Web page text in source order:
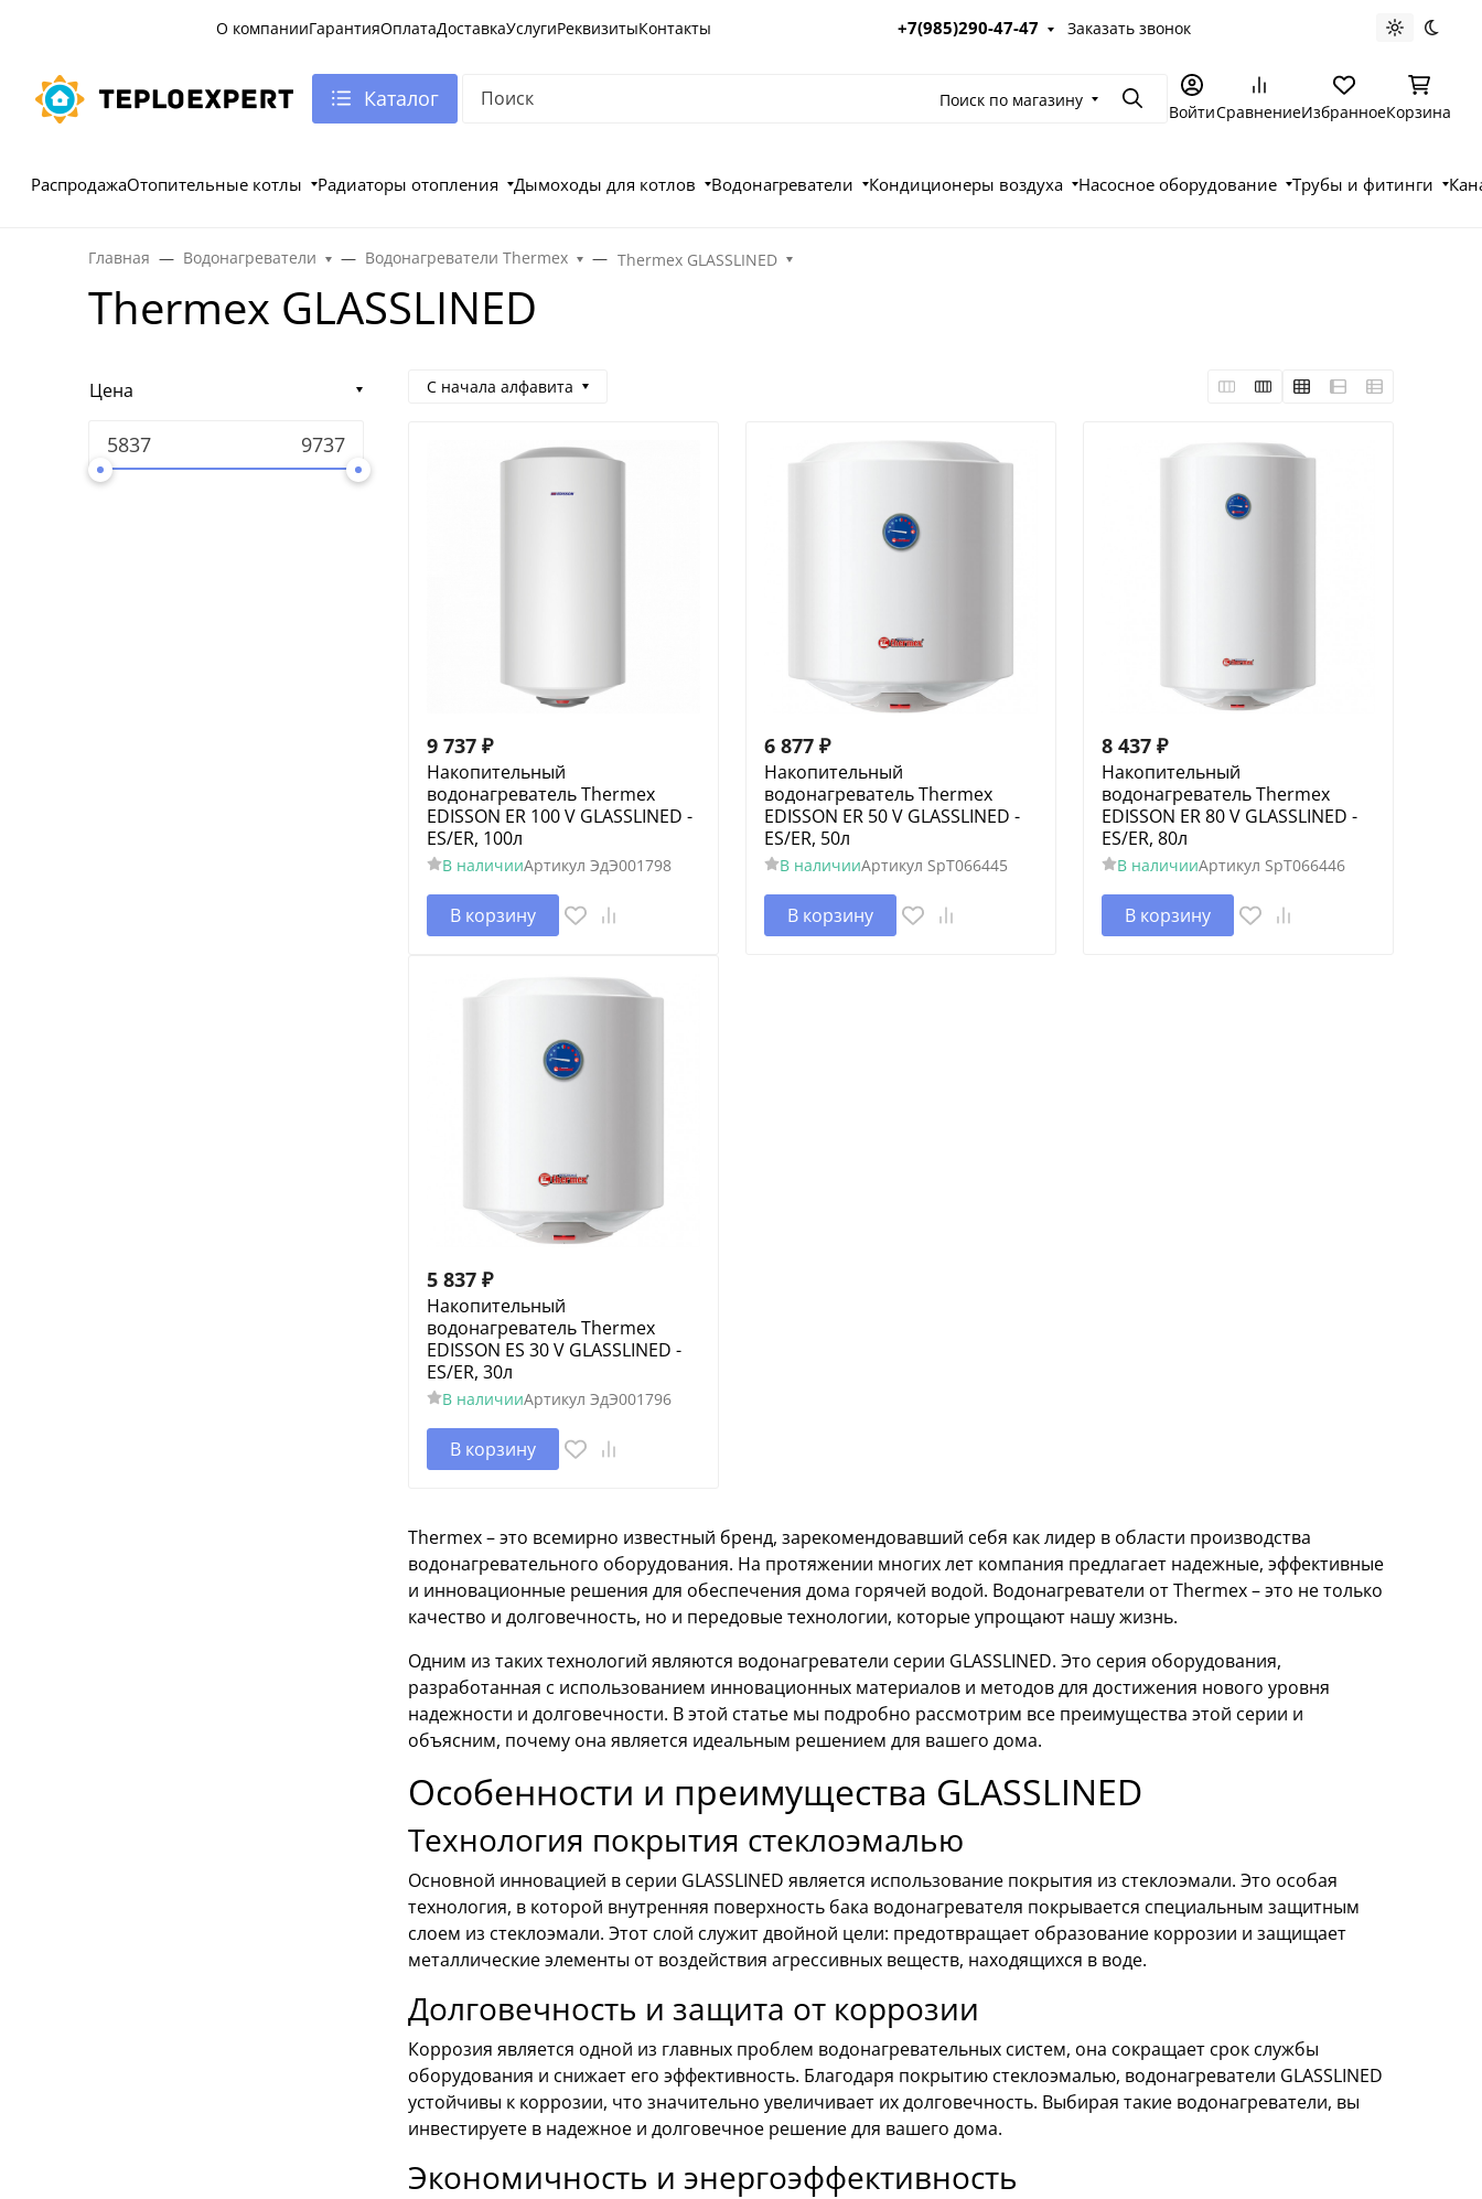
О компанииГарантияОплатаДоставкаУслугиРеквизитыКонтакты +7(985)290-47-47 Заказать звонок Светлая
Каталог Поиск по магазину ПоискВойтиСравнениеИзбранноеКорзина
РаспродажаОтопительные котлы Радиаторы отопления Дымоходы для котлов Водонагреватели Кондиционеры воздуха Насосное оборудование Трубы и фитинги
Главная Водонагреватели Водонагреватели Thermex Thermex GLASSLINED
Thermex GLASSLINED
Цена С начала алфавита
9 737 ₽
Накопительный
водонагреватель Thermex
EDISSON ER 100 V GLASSLINED -
ES/ER, 100л
В наличииАртикул ЭдЭ001798
В корзину
6 877 ₽
Накопительный
водонагреватель Thermex
EDISSON ER 50 V GLASSLINED -
ES/ER, 50л
В наличииАртикул SpT066445
В корзину
8 437 ₽
Накопительный
водонагреватель Thermex
EDISSON ER 80 V GLASSLINED -
ES/ER, 80л
В наличииАртикул SpT066446
В корзину
5 837 ₽
Накопительный
водонагреватель Thermex
EDISSON ES 30 V GLASSLINED -
ES/ER, 30л
В наличииАртикул ЭдЭ001796
В корзину
Thermex – это всемирно известный бренд, зарекомендовавший себя как лидер в области производства
водонагревательного оборудования. На протяжении многих лет компания предлагает надежные, эффективные
и инновационные решения для обеспечения дома горячей водой. Водонагреватели от Thermex – это не только
качество и долговечность, но и передовые технологии, которые упрощают нашу жизнь.
Одним из таких технологий являются водонагреватели серии GLASSLINED. Это серия оборудования,
разработанная с использованием инновационных материалов и методов для достижения нового уровня
надежности и долговечности. В этой статье мы подробно рассмотрим все преимущества этой серии и
объясним, почему она является идеальным решением для вашего дома.
Особенности и преимущества GLASSLINED
Технология покрытия стеклоэмалью
Основной инновацией в серии GLASSLINED является использование покрытия из стеклоэмали. Это особая
технология, в которой внутренняя поверхность бака водонагревателя покрывается специальным защитным
слоем из стеклоэмали. Этот слой служит двойной цели: предотвращает образование коррозии и защищает
металлические элементы от воздействия агрессивных веществ, находящихся в воде.
Долговечность и защита от коррозии
Коррозия является одной из главных проблем водонагревательных систем, она сокращает срок службы
оборудования и снижает его эффективность. Благодаря покрытию стеклоэмалью, водонагреватели GLASSLINED
устойчивы к коррозии, что значительно увеличивает их долговечность. Выбирая такие водонагреватели, вы
инвестируете в надежное и долговечное решение для вашего дома.
Экономичность и энергоэффективность